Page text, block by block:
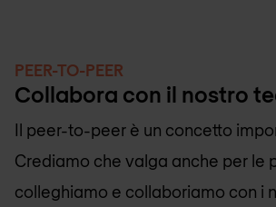
PEER-TO-PEER
Collabora con il nostro
Il peer-to-peer è un concetto
Crediamo che valga anche per le
colleghiamo e collaboriamo con i